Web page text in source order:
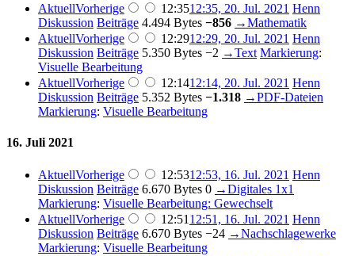
AktuellVorherige 12:3512:35, 20. Jul. 2021 Henn
Diskussion Beiträge 4.494 Bytes −856 →Mathematik
AktuellVorherige 12:2912:29, 20. Jul. 2021 Henn
Diskussion Beiträge 5.350 Bytes −2 →Text Markierung:
Visuelle Bearbeitung
AktuellVorherige 12:1412:14, 20. Jul. 2021 Henn
Diskussion Beiträge 5.352 Bytes −1.318 →PDF-Dateien
Markierung: Visuelle Bearbeitung
16. Juli 2021
AktuellVorherige 12:5312:53, 16. Jul. 2021 Henn
Diskussion Beiträge 6.670 Bytes 0 →Digitales 1x1
Markierung: Visuelle Bearbeitung: Gewechselt
AktuellVorherige 12:51 12:51, 16. Jul. 2021 Henn
Diskussion Beiträge 6.670 Bytes −24 →Nachschlagewerke
Markierung: Visuelle Bearbeitung